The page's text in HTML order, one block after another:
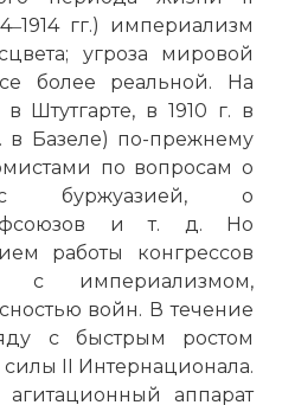
гг.) империализм
угроза мировой
более реальной. На
Штутгарте, в 1910 г. в
в Базеле) по-прежнему
по вопросам о
с буржуазией, о
и т. д. Но
работы конгрессов
с империализмом,
войн. В течение
с быстрым ростом
силы II Интернационала.
аппарат